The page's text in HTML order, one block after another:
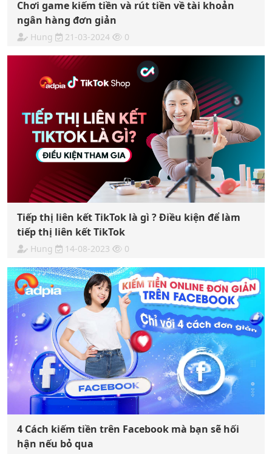
Chơi game kiếm tiền và rút tiền về tài khoản
ngân hàng đơn giản
Hung 21-03-2024 0
Tiếp thị liên kết TikTok là gì ? Điều kiện để làm
tiếp thị liên kết TikTok
Hung 14-08-2023 0
4 Cách kiếm tiền trên Facebook mà bạn sẽ hối
hận nếu bỏ qua